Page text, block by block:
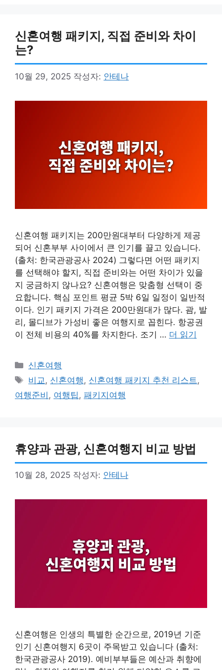
신혼여행 패키지, 직접 준비와 차이
는?
10월 29, 2025 작성자: 안테나
신혼여행 패키지는 200만원대부터 다양하게 제공
되어 신혼부부 사이에서 큰 인기를 끌고 있습니다.
(출처: 한국관광공사 2024) 그렇다면 어떤 패키지
를 선택해야 할지, 직접 준비와는 어떤 차이가 있을
지 궁금하지 않나요? 신혼여행은 맞춤형 선택이 중
요합니다. 핵심 포인트 평균 5박 6일 일정이 일반적
이다. 인기 패키지 가격은 200만원대가 많다. 괌, 발
리, 몰디브가 가성비 좋은 여행지로 꼽힌다. 항공권
이 전체 비용의 40%를 차지한다. 조기 … 더 읽기
카
테
고
리
신혼여행
태
그
비교 , 신혼여행 , 신혼여행 패키지 추천 리스트 ,
여행준비 , 여행팁 , 패키지여행
휴양과 관광, 신혼여행지 비교 방법
10월 28, 2025 작성자: 안테나
신혼여행은 인생의 특별한 순간으로, 2019년 기준
인기 신혼여행지 6곳이 주목받고 있습니다 (출처:
한국관광공사 2019). 예비부부들은 예산과 취향에